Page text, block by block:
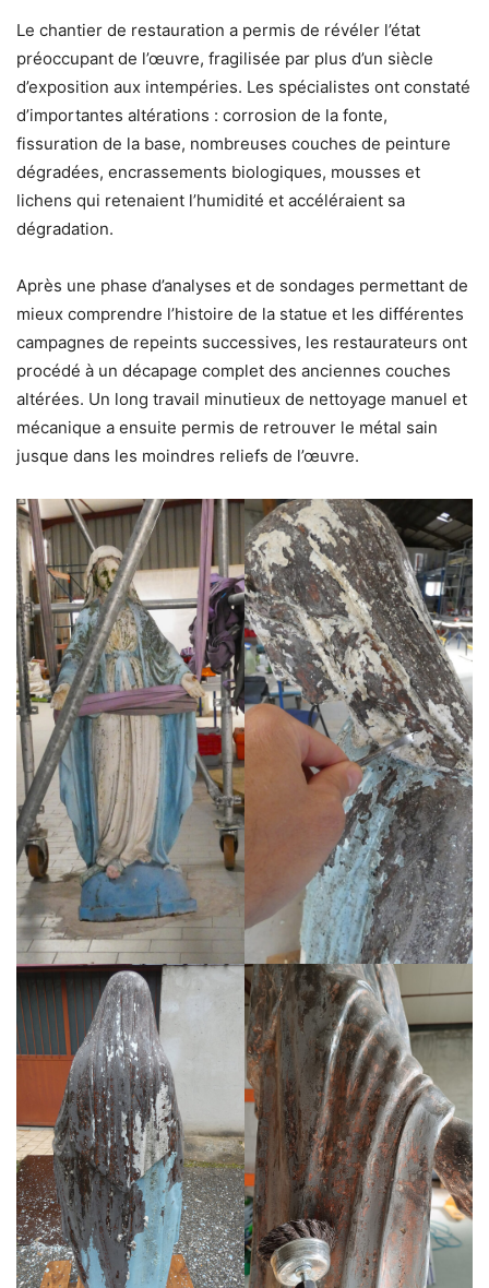
Le chantier de restauration a permis de révéler l’état
préoccupant de l’œuvre, fragilisée par plus d’un siècle
d’exposition aux intempéries. Les spécialistes ont constaté
d’importantes altérations : corrosion de la fonte,
fissuration de la base, nombreuses couches de peinture
dégradées, encrassements biologiques, mousses et
lichens qui retenaient l’humidité et accéléraient sa
dégradation.
Après une phase d’analyses et de sondages permettant de
mieux comprendre l’histoire de la statue et les différentes
campagnes de repeints successives, les restaurateurs ont
procédé à un décapage complet des anciennes couches
altérées. Un long travail minutieux de nettoyage manuel et
mécanique a ensuite permis de retrouver le métal sain
jusque dans les moindres reliefs de l’œuvre.